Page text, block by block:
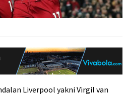
Liverpool yakni Virgil van